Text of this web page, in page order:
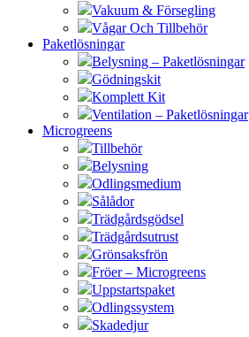
Vakuum & Försegling
Vågar Och Tillbehör
Paketlösningar
Belysning – Paketlösningar
Gödningskit
Komplett Kit
Ventilation – Paketlösningar
Microgreens
Tillbehör
Belysning
Odlingsmedium
Sålådor
Trädgårdsgödsel
Trädgårdsutrust
Grönsaksfrön
Fröer – Microgreens
Uppstartspaket
Odlingssystem
Skadedjur